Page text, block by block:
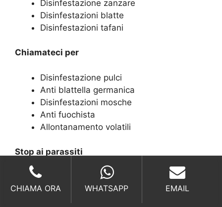
Disinfestazione zanzare
Disinfestazioni blatte
Disinfestazioni tafani
Chiamateci per
Disinfestazione pulci
Anti blattella germanica
Disinfestazioni mosche
Anti fuochista
Allontanamento volatili
Stop ai parassiti
Zanzara tigre
Calabroni
CHIAMA ORA WHATSAPP EMAIL